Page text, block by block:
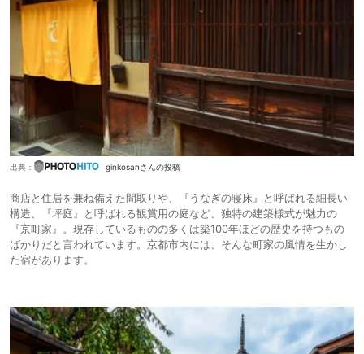
出典： ginkosanさんの投稿
商店と住居を兼ね備えた間取りや、『うなぎの寝床』と呼ばれる細長い
構造、『坪庭』と呼ばれる観賞用の庭など、独特の建築様式が魅力の
『京町家』。現存しているものの多くは築100年ほどの歴史を持つもの
ばかりだと言われています。京都市内には、そんな町家の風情を生かし
た宿があります。